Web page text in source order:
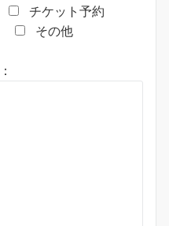
チケット予約
その他
：